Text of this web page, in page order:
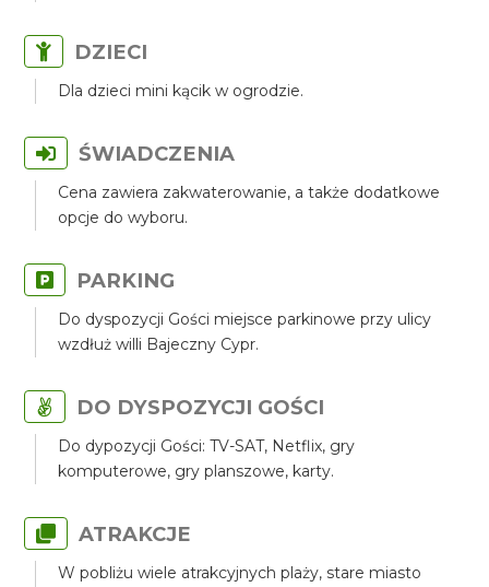
DZIECI
Dla dzieci mini kącik w ogrodzie.
ŚWIADCZENIA
Cena zawiera zakwaterowanie, a także dodatkowe
opcje do wyboru.
PARKING
Do dyspozycji Gości miejsce parkinowe przy ulicy
wzdłuż willi Bajeczny Cypr.
DO DYSPOZYCJI GOŚCI
Do dypozycji Gości: TV-SAT, Netflix, gry
komputerowe, gry planszowe, karty.
ATRAKCJE
W pobliżu wiele atrakcyjnych plaży, stare miasto